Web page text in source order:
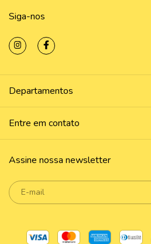
Siga-nos
Departamentos
Entre em contato
Assine nossa newsletter